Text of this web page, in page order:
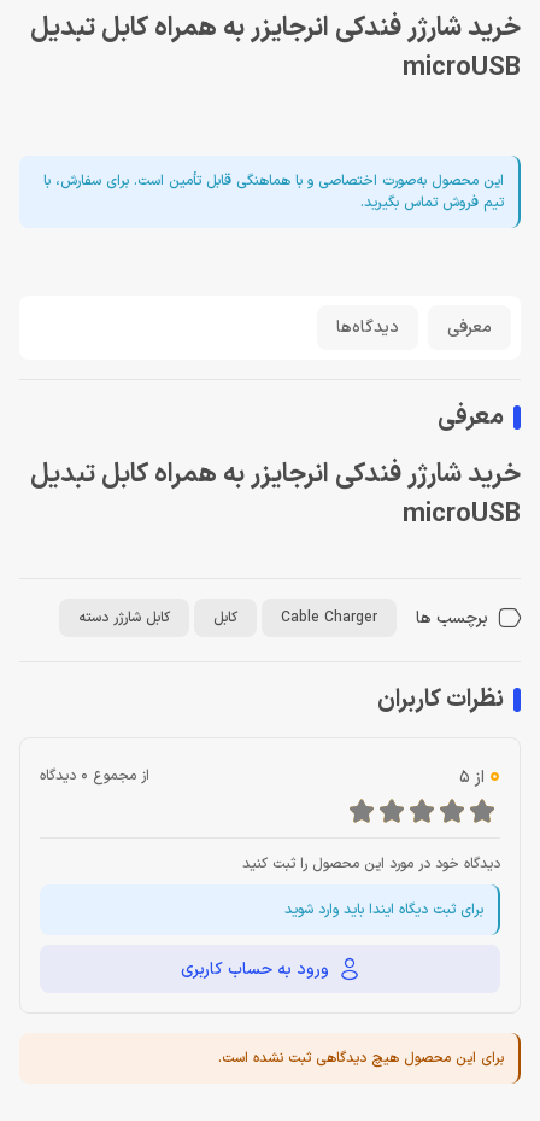
خرید شارژر فندکی انرجایزر به همراه کابل تبدیل
microUSB
این محصول به‌صورت اختصاصی و با هماهنگی قابل تأمین است. برای سفارش، با
تیم فروش تماس بگیرید.
معرفی دیدگاه‌ها
معرفی
خرید شارژر فندکی انرجایزر به همراه کابل تبدیل
microUSB
برچسب ها Cable Charger کابل کابل شارژر دسته
نظرات کاربران
0 از 5 از مجموع 0 دیدگاه
دیدگاه خود در مورد این محصول را ثبت کنید
برای ثبت دیگاه ایندا باید وارد شوید
ورود به حساب کاربری
برای این محصول هیچ دیدگاهی ثبت نشده است.